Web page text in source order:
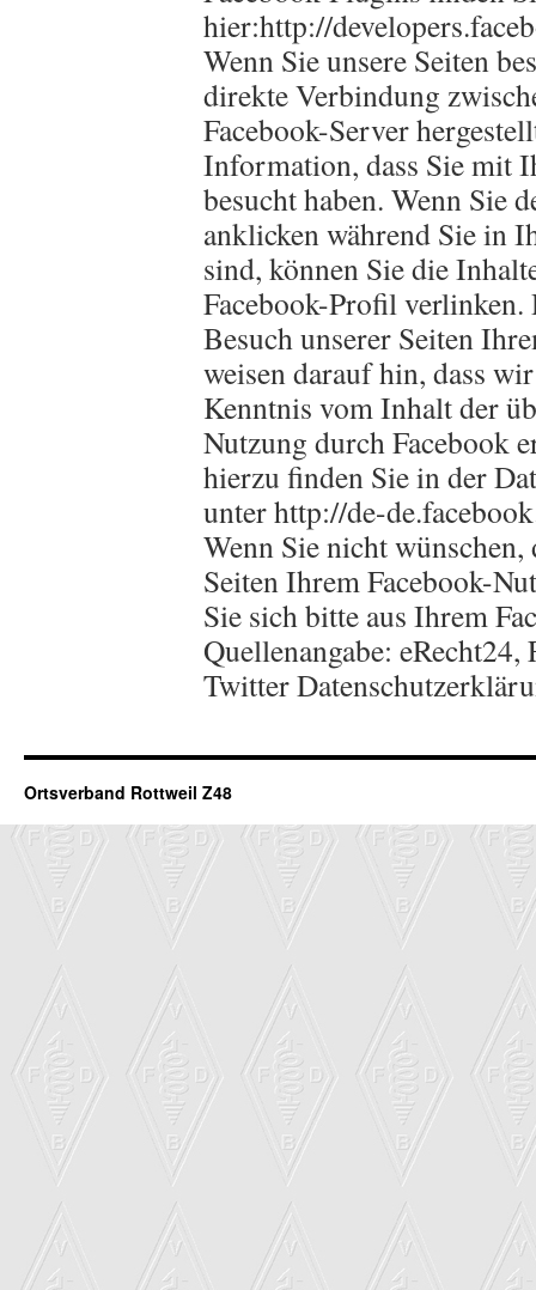
hier:http://
Wenn Sie unsere Seiten
direkte Verbindung
Facebook-Server
Information, dass Sie mit
besucht haben. Wenn Sie
anklicken während Sie in
sind, können Sie die
Facebook-Profil verlinken.
Besuch unserer Seiten
weisen darauf hin, dass
Kenntnis vom Inhalt der
Nutzung durch Facebook
hierzu finden Sie in der
unter http://de-
Wenn Sie nicht wünschen,
Seiten Ihrem Facebook-
Sie sich bitte aus Ihrem
Quellenangabe:
Twitter
Ortsverband Rottweil Z48